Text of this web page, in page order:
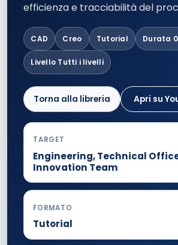
efficienza e tracciabilità del
CAD Creo Tutorial Durata
Livello Tutti i livelli
Torna alla libreria Apri su
TARGET
Engineering, Technical
Innovation Team
FORMATO
Tutorial